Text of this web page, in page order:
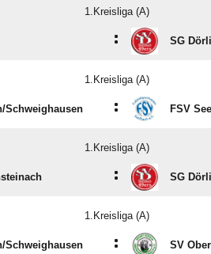
1.Kreisliga (A)
: SG
1.Kreisliga (A)
​Schweighausen : FSV
1.Kreisliga (A)
: SG
1.Kreisliga (A)
​Schweighausen : SV